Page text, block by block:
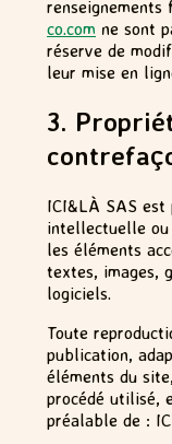
co.com ne sont
réserve de
leur mise en
3.
ICI&LÀ SAS
intellectuelle ou
les éléments
textes, images,
logiciels.
Toute
publication,
éléments du
procédé utilisé,
préalable de :